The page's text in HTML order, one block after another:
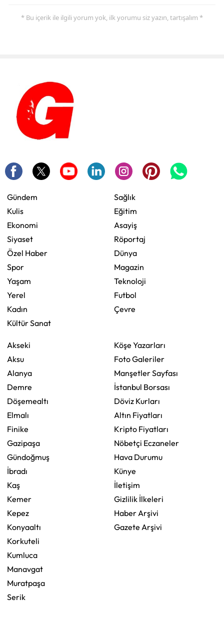
* Bu içerik ile ilgili yorum yok, ilk yorumu siz yazın, tartışalım *
Gündem
Kulis
Ekonomi
Siyaset
Özel Haber
Spor
Yaşam
Yerel
Kadın
Kültür Sanat
Sağlık
Eğitim
Asayiş
Röportaj
Dünya
Magazin
Teknoloji
Futbol
Çevre
Akseki
Aksu
Alanya
Demre
Döşemealtı
Elmalı
Finike
Gazipaşa
Gündoğmuş
İbradı
Kaş
Kemer
Kepez
Konyaaltı
Korkuteli
Kumluca
Manavgat
Muratpaşa
Serik
Köşe Yazarları
Foto Galeriler
Manşetler Sayfası
İstanbul Borsası
Döviz Kurları
Altın Fiyatları
Kripto Fiyatları
Nöbetçi Eczaneler
Hava Durumu
Künye
İletişim
Gizlilik İlkeleri
Haber Arşivi
Gazete Arşivi